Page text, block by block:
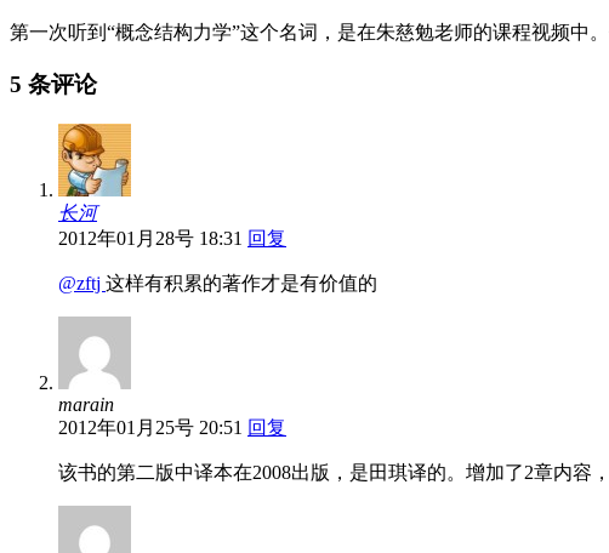
第一次听到“概念结构力学”这个名词，是在朱慈勉老师的课程视频中
5 条评论
长河
2012年01月28号 18:31 回复
@zftj 这样有积累的著作才是有价值的
marain
2012年01月25号 20:51 回复
该书的第二版中译本在2008出版，是田琪译的。增加了2章内容